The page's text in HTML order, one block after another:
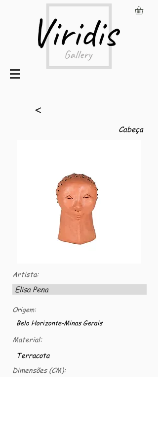
<
Cabeça
Artista:
Elisa Pena
Origem:
Belo Horizonte-Minas Gerais
Material:
Terracota
Dimensões (CM):